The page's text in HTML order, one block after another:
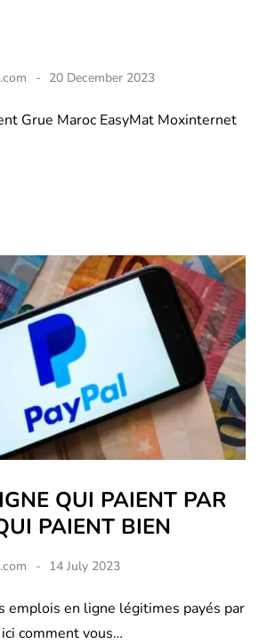
20 December 2023
Grue Maroc EasyMat Moxinternet
QUI PAIENT PAR
PAIENT BIEN
14 July 2023
emplois en ligne légitimes payés par
comment vous…